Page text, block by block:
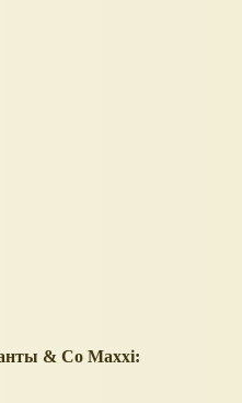
& Co Maxxi: